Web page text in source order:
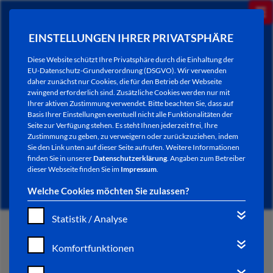
EINSTELLUNGEN IHRER PRIVATSPHÄRE
Diese Website schützt Ihre Privatsphäre durch die Einhaltung der
EU-Datenschutz-Grundverordnung (DSGVO). Wir verwenden
daher zunächst nur Cookies, die für den Betrieb der Webseite
zwingend erforderlich sind. Zusätzliche Cookies werden nur mit
Ihrer aktiven Zustimmung verwendet. Bitte beachten Sie, dass auf
Basis Ihrer Einstellungen eventuell nicht alle Funktionalitäten der
Seite zur Verfügung stehen. Es steht Ihnen jederzeit frei, Ihre
Zustimmung zu geben, zu verweigern oder zurückzuziehen, indem
Sie den Link unten auf dieser Seite aufrufen. Weitere Informationen
finden Sie in unsererDatenschutzerklärung. Angaben zum Betreiber
dieser Webseite finden Sie im Impressum.
Welche Cookies möchten Sie zulassen?
Statistik / Analyse
Komfortfunktionen
NEWSLETTER / CITY LETTER
START